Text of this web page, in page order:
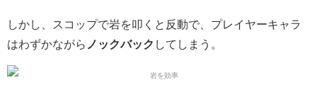
しかし、スコップで岩を叩くと反動で、プレイヤーキャラ
はわずかながら ノックバック してしまう。